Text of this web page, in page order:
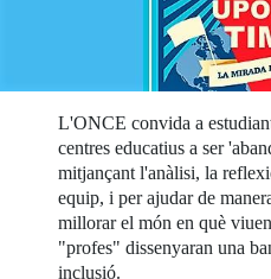
L'ONCE convida a
centres educatius a ser
mitjançant l'anàlisi, la
equip, i per ajudar de
millorar el món en què
"profes" dissenyaran una
inclusió.